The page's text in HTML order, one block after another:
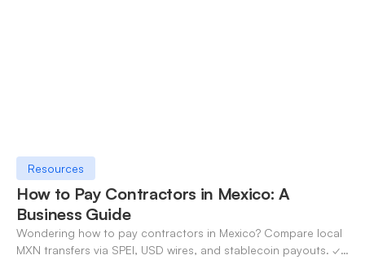
Resources
How to Pay Contractors in Mexico: A
Business Guide
Wondering how to pay contractors in Mexico? Compare local
MXN transfers via SPEI, USD wires, and stablecoin payouts. ✓